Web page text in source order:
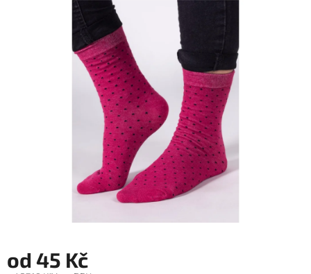
od 45 Kč